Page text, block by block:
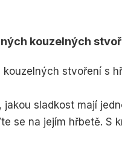
Příroda a zahrada
Výchova a
kouzelných
stvoření s
sladkost mají
se na jejím hřbetě. S